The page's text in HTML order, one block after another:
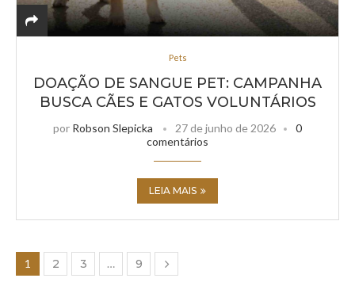
Pets
DOAÇÃO DE SANGUE PET: CAMPANHA
BUSCA CÃES E GATOS VOLUNTÁRIOS
por Robson Slepicka 27 de junho de 2026
0
comentários
LEIA MAIS
1 2 3 … 9